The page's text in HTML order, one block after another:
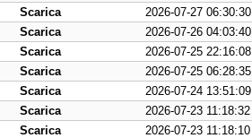
Scarica 2026-07-27 06:30:30
Scarica 2026-07-26 04:03:40
Scarica 2026-07-25 22:16:08
Scarica 2026-07-25 06:28:35
Scarica 2026-07-24 13:51:09
Scarica 2026-07-23 11:18:32
Scarica 2026-07-23 11:18:10